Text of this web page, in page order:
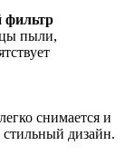
фильтр
пыли,
снимается и
стильный дизайн.